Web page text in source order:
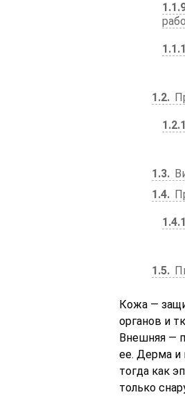
1.2
1.2.1
1.3
1.4
1.4.1
1.5
Кожа —
органов и
Внешняя —
ее. Дерма и
тогда как
только